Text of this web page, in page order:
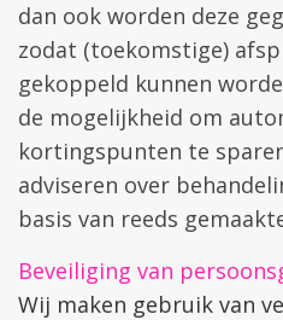
dan ook worden deze
zodat (toekomstige)
gekoppeld kunnen
de mogelijkheid om
kortingspunten te
adviseren over
basis van reeds
Beveiliging van
Wij maken gebruik van